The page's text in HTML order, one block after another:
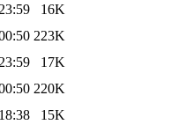
16K
223K
17K
220K
15K